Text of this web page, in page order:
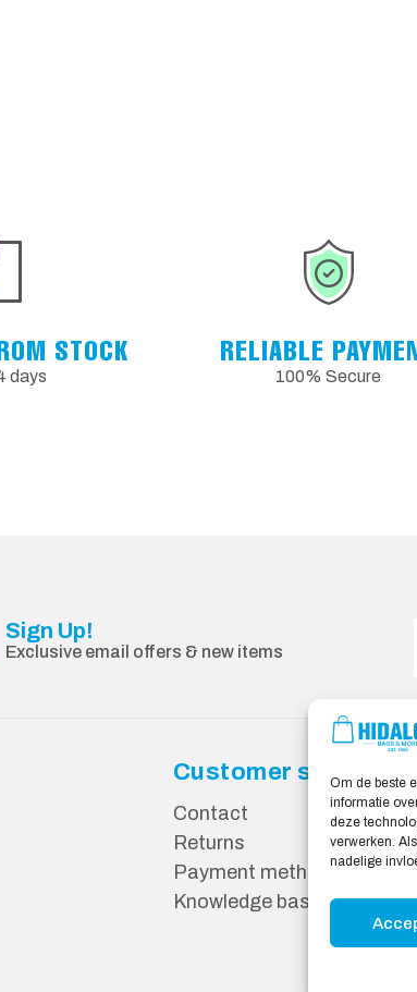
Om de beste
informatie
deze
verwerken.
nadelige
STOCK
days
RELIABLE
100% Secure
Sign Up!
Exclusive email offers & new items
Customer service
Contact
Returns
Payment methods
Knowledge base